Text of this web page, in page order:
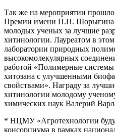
Так же на мероприятии
Премии имени П.П. Шорыгина
молодых ученых за лучшие
хитинологии. Лауреатом в
лаборатории природных
высокомолекулярных
работой «Полимерные системы
хитозана с улучшенными
свойствами». Награду за
хитинологии молодому
химических наук Валерий
* НЦМУ «Агротехнологии
консорциума в рамках